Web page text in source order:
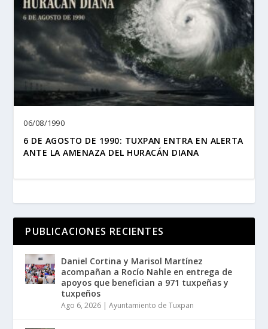
06/08/1990
6 DE AGOSTO DE 1990: TUXPAN ENTRA EN ALERTA
ANTE LA AMENAZA DEL HURACÁN DIANA
PUBLICACIONES RECIENTES
Daniel Cortina y Marisol Martínez
acompañan a Rocío Nahle en entrega de
apoyos que benefician a 971 tuxpeñas y
tuxpeños
Ago 6, 2026 |Ayuntamiento de Tuxpan